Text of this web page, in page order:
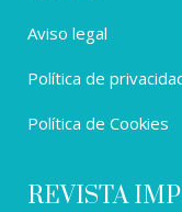
Aviso legal
Política de
Política de Cookies
REVISTA